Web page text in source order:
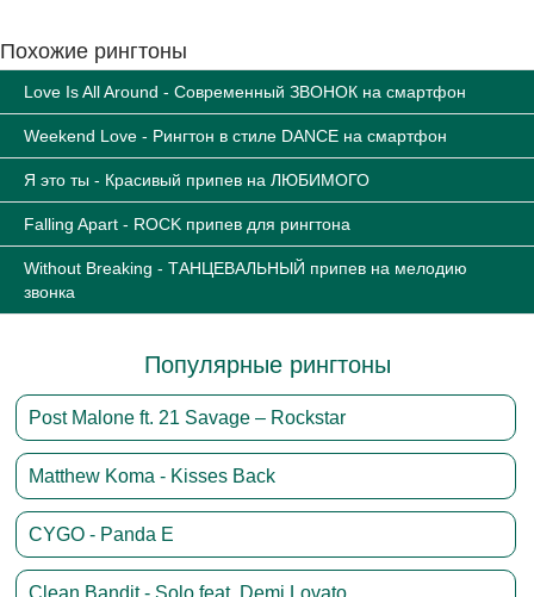
Похожие рингтоны
Love Is All Around - Современный ЗВОНОК на смартфон
Weekend Love - Рингтон в стиле DANCE на смартфон
Я это ты - Красивый припев на ЛЮБИМОГО
Falling Apart - ROCK припев для рингтона
Without Breaking - ТАНЦЕВАЛЬНЫЙ припев на мелодию
звонка
Популярные рингтоны
Post Malone ft. 21 Savage – Rockstar
Matthew Koma - Kisses Back
CYGO - Panda E
Clean Bandit - Solo feat. Demi Lovato